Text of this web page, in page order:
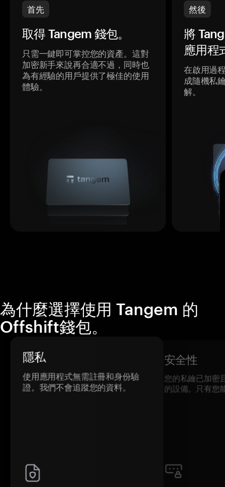
首先
取得 Tangem 錢包。
只需一鍵即可掌控您的資產。這對
加密新手來說再合適不過，同時也
為有經驗的用戶提供了極佳的使用
體驗。
然後
將
應用程
在啟用過
成隨機私
解。
為什麼選擇使用 Tangem 的
Offshift錢包。
隱私
使用應用程式無需註冊和身份驗
證。我們不會追蹤您的資料。
安全性
您的私鑰已加密
的設備。只有您